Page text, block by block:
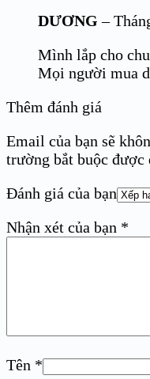
DƯƠNG–
Mình lắp cho
Mọi người mua
Thêm đánh giá
Email của bạn sẽ
trường bắt buộc được
Đánh giá của bạn
Nhận xét của bạn *
Tên *